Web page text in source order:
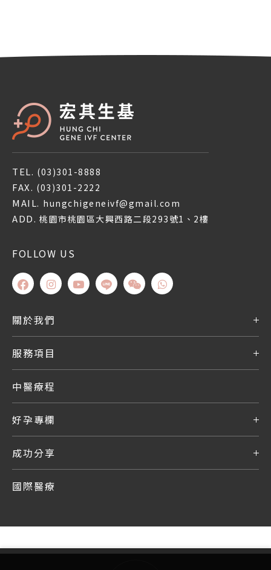
TEL. (03)301-8888
FAX. (03)301-2222
MAIL. hungchigeneivf@gmail.com
ADD. 桃園市桃園區大興西路二段293號1、2樓
FOLLOW US
關於我們
服務項目
中醫療程
好孕專欄
成功分享
國際醫療